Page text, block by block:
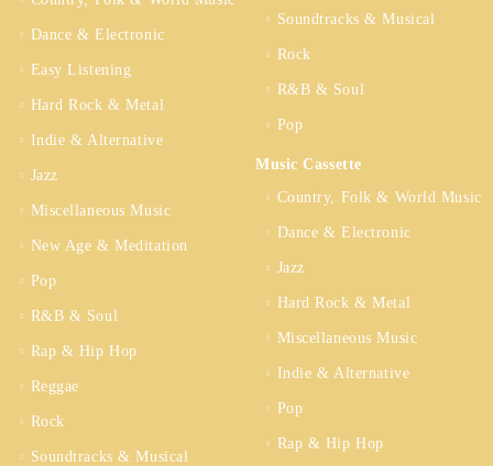
Dance & Electronic
Easy Listening
Hard Rock & Metal
Indie & Alternative
Jazz
Miscellaneous Music
New Age & Meditation
Pop
R&B & Soul
Rap & Hip Hop
Reggae
Rock
Soundtracks & Musical
Soundtracks & Musical
Rock
R&B & Soul
Pop
Music Cassette
Country, Folk & World Music
Dance & Electronic
Jazz
Hard Rock & Metal
Miscellaneous Music
Indie & Alternative
Pop
Rap & Hip Hop